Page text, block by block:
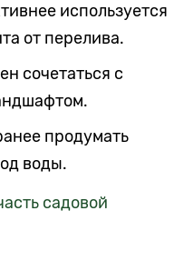
используется
от перелива.
сочетаться с
продумать
воды.
садовой